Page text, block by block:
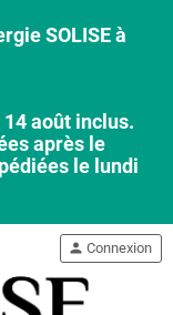
SOLISE à
août inclus.
après le
le lundi
person Connexion